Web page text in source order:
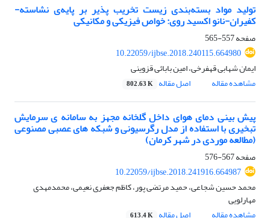
تولید مواد بسته‌بندی زیست تخریب پذیر بر پایه‌ی نشاسته-
کفیران-نانو اکسید روی: خواص فیزیکی و مکانیکی
صفحه557-565
10.22059/ijbse.2018.240115.664980
ایمان شهابی قهفرخی، امین بابائی قزوینی
مشاهده مقاله
اصل مقاله 802.63 K
پیش بینی دمای هوای داخل گلخانه مجهز به سامانه ی سرمایش
تبخیری با استفاده از مدل رگرسیونی و شبکه های عصبی مصنوعی
(مطالعه موردی در شهر کرمان)
صفحه567-576
10.22059/ijbse.2018.241916.664987
محمد حسین شجاعی، حمید مرتضی پور، کاظم جعفری نعیمی، محمدمهدی
مهارلویی